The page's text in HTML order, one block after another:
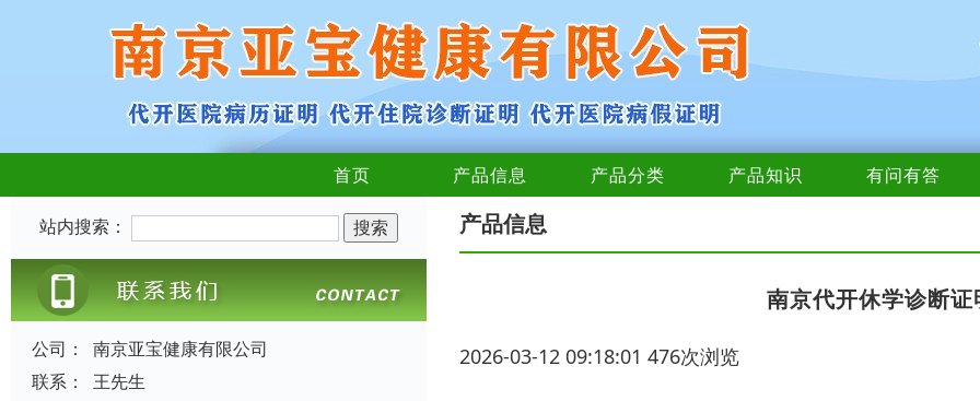
首页 产品信息 产品分类 产品知识 有问有答
站内搜索：
公司：
南京亚宝健康有限公司
联系：
王先生
产品信息
南京代开休学诊断
2026-03-12 09:18:01 476次浏览